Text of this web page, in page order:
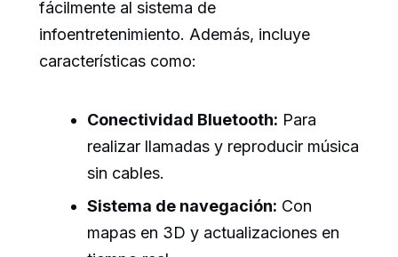
fácilmente al sistema de
infoentretenimiento. Además, incluye
características como:
Conectividad Bluetooth: Para
realizar llamadas y reproducir música
sin cables.
Sistema de navegación: Con
mapas en 3D y actualizaciones en